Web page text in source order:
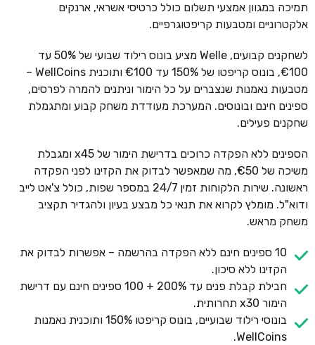
תמיכה במגוון אמצעי תשלום כולל כרטיסי אשראי, ארנקים
אלקטרוניים ומטבעות קריפטוגרפיים.
לשחקנים קבועים, Welle מציע בונוס רילוד שבועי של 50% עד
€100, בונוס קריפטו של 150% עד €100 ותוכנית WellCoins –
מטבעות נאמנות שנצברים על כל הימור וניתנים להמרה לפרסים,
ספינים חינם ובונוסים. המערכת מעודדת משחק קבוע ומתגמלת
שחקנים פעילים.
הספינים ללא הפקדה כרוכים בדרישת הימור של x45 ומגבלת
משיכה של €50, מה שמאפשר לבדוק את הקזינו לפני הפקדה
ראשונה. שירות הלקוחות זמין 24/7 במספר שפות, כולל צ'אט לייב
ודוא"ל. מומלץ לקרוא את תנאי כל מבצע בעיון ולהגדיר תקציב
משחק מראש.
10 ספינים חינם ללא הפקדה בהרשמה – אפשרות לבדוק את
הקזינו ללא סיכון.
חבילת קבלת פנים עד 200% + 100 ספינים חינם עם דרישת
הימור x30 תחרותית.
בונוסי רילוד שבועיים, בונוס קריפטו 150% ותוכנית נאמנות
WellCoins.